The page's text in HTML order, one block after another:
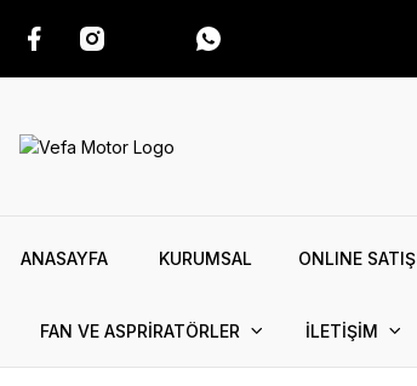
ANASAYFA KURUMSAL ONLINE SATIŞ
FAN VE ASPRİRATÖRLER İLETİŞİM